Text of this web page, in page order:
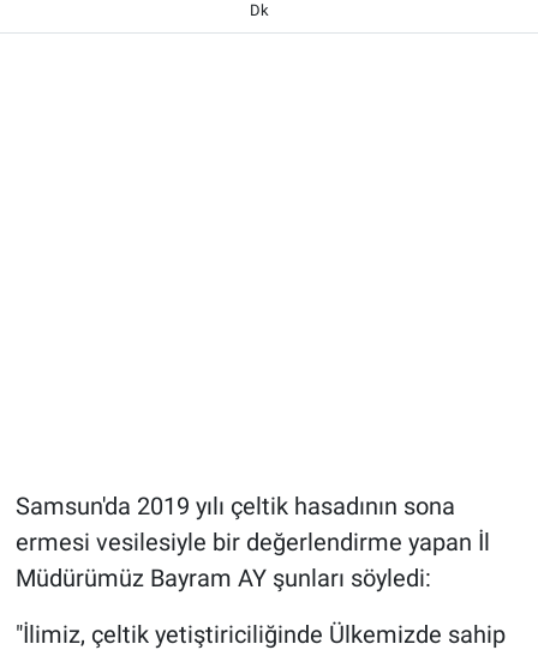
Dk
Samsun'da 2019 yılı çeltik hasadının sona
ermesi vesilesiyle bir değerlendirme yapan İl
Müdürümüz Bayram AY şunları söyledi:
"İlimiz, çeltik yetiştiriciliğinde Ülkemizde sahip